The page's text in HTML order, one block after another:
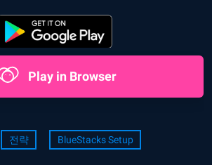
Play in Browser
전략 BlueStacks Setup